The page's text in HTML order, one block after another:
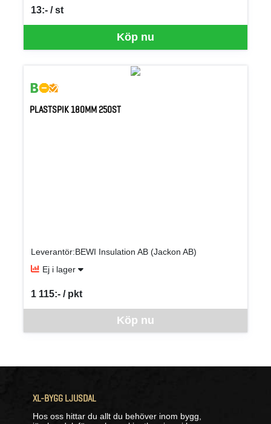
Köp nu
13:- / st
SEK per ST
PLASTSPIK 180MM 250ST
Leverantör:BEWI Insulation AB (Jackon AB)
Ej i lager
Köp nu
1 115:- / pkt
SEK per PKT
XL-BYGG LJUSDAL
Hos oss hittar du allt du behöver inom bygg,